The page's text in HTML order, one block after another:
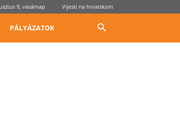
9, vasárnap Vijesti na hrvatskom
PÁLYÁZATOK